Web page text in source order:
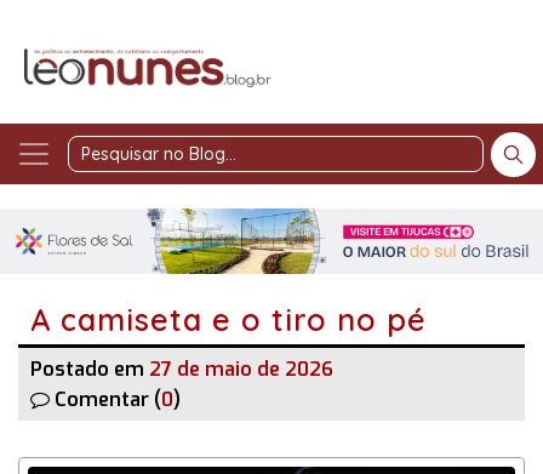
Pesquisar
Blog
A camiseta e o tiro no pé
Postado em 27 de maio de 2026
Comentar (0)